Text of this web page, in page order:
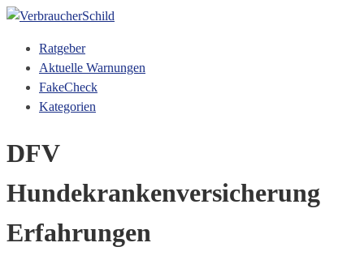
Ratgeber
Aktuelle Warnungen
FakeCheck
Kategorien
DFV
Hundekrankenversicherung
Erfahrungen